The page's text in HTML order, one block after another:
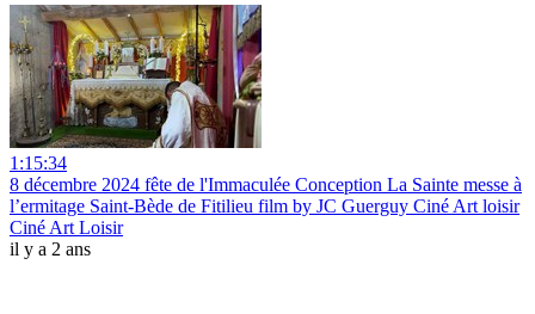
1:15:34
8 décembre 2024 fête de l'Immaculée Conception La Sainte messe à
l’ermitage Saint-Bède de Fitilieu film by JC Guerguy Ciné Art loisir
Ciné Art Loisir
il y a 2 ans